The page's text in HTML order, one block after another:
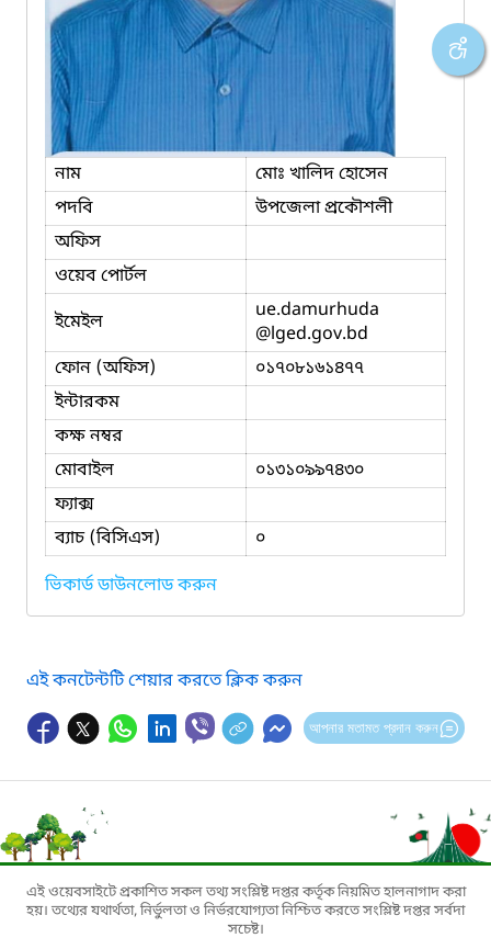
নাম
মোঃ খালিদ হোসেন
পদবি
উপজেলা প্রকৌশলী
অফিস
ওয়েব পোর্টল
ইমেইল
ue.damurhuda
@lged.gov.bd
ফোন (অফিস)
০১৭০৮১৬১৪৭৭
ইন্টারকম
কক্ষ নম্বর
মোবাইল
০১৩১০৯৯৭৪৩০
ফ্যাক্স
ব্যাচ (বিসিএস)
০
ভিকার্ড ডাউনলোড করুন
এই কনটেন্টটি শেয়ার করতে ক্লিক করুন
আপনার মতামত প্রদান করুন
এই ওয়েবসাইটে প্রকাশিত সকল তথ্য সংশ্লিষ্ট দপ্তর কর্তৃক নিয়মিত হালনাগাদ করা
হয়। তথ্যের যথার্থতা, নির্ভুলতা ও নির্ভরযোগ্যতা নিশ্চিত করতে সংশ্লিষ্ট দপ্তর সর্বদা
সচেষ্ট।